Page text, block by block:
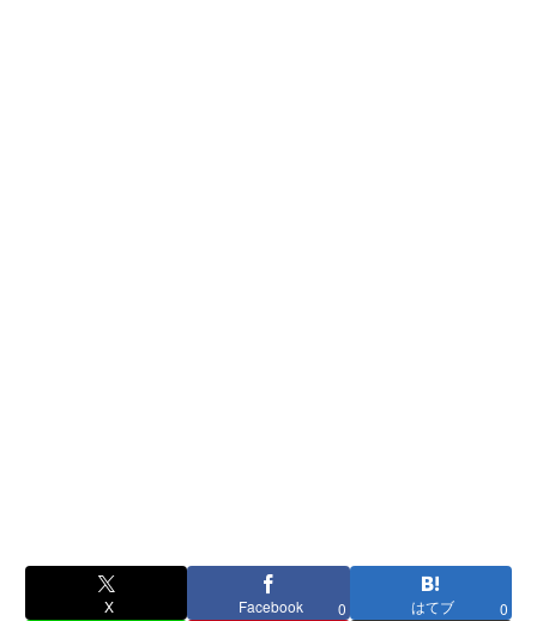
X Facebook 0 はてブ 0